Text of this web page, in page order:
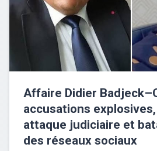
Affaire Didier
accusations
attaque judiciaire et
des réseaux sociaux